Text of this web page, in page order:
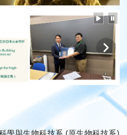
學與生物科技系 (原生物科技系)